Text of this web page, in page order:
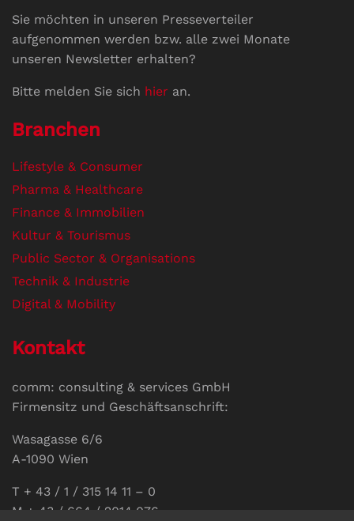
Sie möchten in unseren Presseverteiler
aufgenommen werden bzw. alle zwei Monate
unseren Newsletter erhalten?
Bitte melden Sie sich hier an.
Branchen
Lifestyle & Consumer
Pharma & Healthcare
Finance & Immobilien
Kultur & Tourismus
Public Sector & Organisations
Technik & Industrie
Digital & Mobility
Kontakt
comm: consulting & services GmbH
Firmensitz und Geschäftsanschrift:
Wasagasse 6/6
A-1090 Wien
T + 43 / 1 / 315 14 11 – 0
M + 43 / 664 / 2014 076